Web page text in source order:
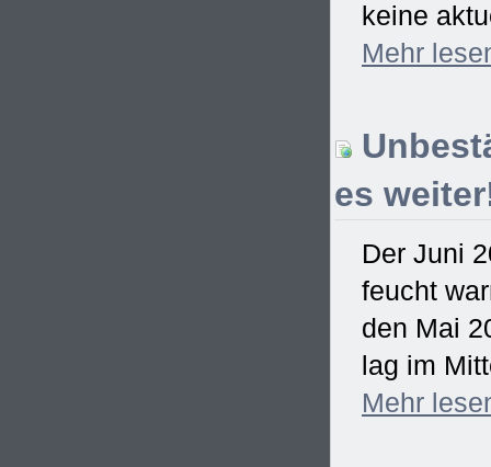
keine
Mehr
es
Der Juni
feucht
den Mai
lag im
Mehr